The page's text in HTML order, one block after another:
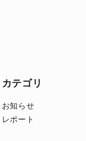
カテゴリ
お知らせ
レポート